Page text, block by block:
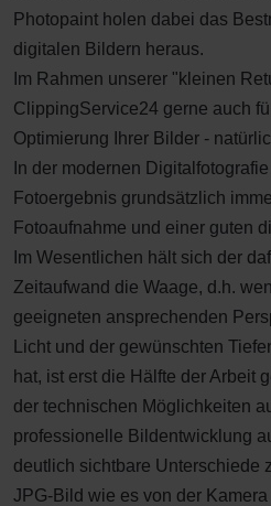
Photopaint holen dabei das
digitalen Bildern heraus.
Im Rahmen unserer "kleinen
ClippingService24 gerne auch
Optimierung Ihrer Bilder -
In der modernen
Fotoergebnis grundsätzlich
Fotoaufnahme und einer guten
Im Wesentlichen hält sich der
Zeitaufwand die Waage, d.h.
geeigneten ansprechenden
Licht und der gewünschten
hat, ist erst die Hälfte der Arbeit
der technischen Möglichkeiten
professionelle Bildentwicklung
deutlich sichtbare Unterschiede
JPG-Bild wie es von der